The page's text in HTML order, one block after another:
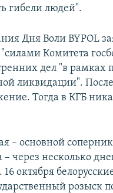
гибели людей".
Дня Воли BYPOL
Комитета
дел "в рамках
ликвидации".
Тогда в КГБ
– основной
– через несколько
октября
розыск